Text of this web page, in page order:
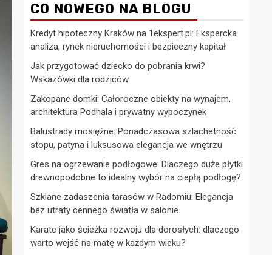
CO NOWEGO NA BLOGU
Kredyt hipoteczny Kraków na 1ekspert.pl: Ekspercka
analiza, rynek nieruchomości i bezpieczny kapitał
Jak przygotować dziecko do pobrania krwi?
Wskazówki dla rodziców
Zakopane domki: Całoroczne obiekty na wynajem,
architektura Podhala i prywatny wypoczynek
Balustrady mosiężne: Ponadczasowa szlachetność
stopu, patyna i luksusowa elegancja we wnętrzu
Gres na ogrzewanie podłogowe: Dlaczego duże płytki
drewnopodobne to idealny wybór na ciepłą podłogę?
Szklane zadaszenia tarasów w Radomiu: Elegancja
bez utraty cennego światła w salonie
Karate jako ścieżka rozwoju dla dorosłych: dlaczego
warto wejść na matę w każdym wieku?